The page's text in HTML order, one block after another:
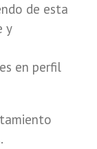
de esta
y
en perfil